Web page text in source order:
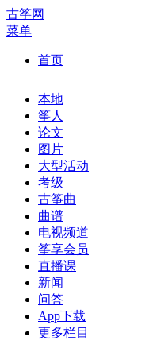
古筝网
菜单
首页
本地
筝人
论文
图片
大型活动
考级
古筝曲
曲谱
电视频道
筝享会员
直播课
新闻
问答
App下载
更多栏目